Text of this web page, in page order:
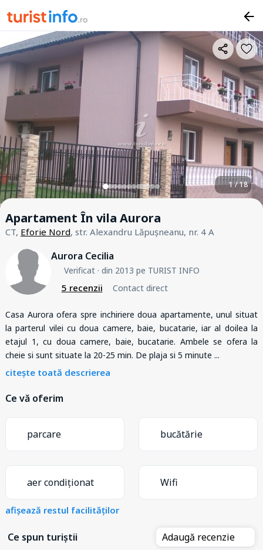
1 / 18
Apartament În vila Aurora
CT, Eforie Nord, str. Alexandru Lăpușneanu, nr. 4 A
Aurora Cecilia
Verificat· din 2013 pe TURIST INFO
5 recenzii Contact direct
Casa Aurora ofera spre inchiriere doua apartamente, unul situat
la parterul vilei cu doua camere, baie, bucatarie, iar al doilea la
etajul 1, cu doua camere, baie, bucatarie. Ambele se ofera la
cheie si sunt situate la 20-25 min. De plaja si 5 minute ...
citește toată descrierea
Ce vă oferim
parcare bucătărie
aer condiționat Wifi
afișează restul facilităților
Ce spun turiștii Adaugă recenzie